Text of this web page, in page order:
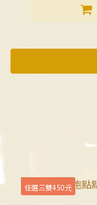
任選三雙450元